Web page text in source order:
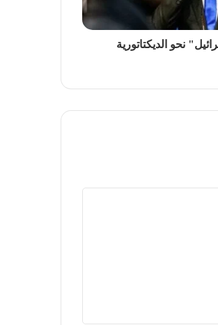
نحو الديكتاتورية